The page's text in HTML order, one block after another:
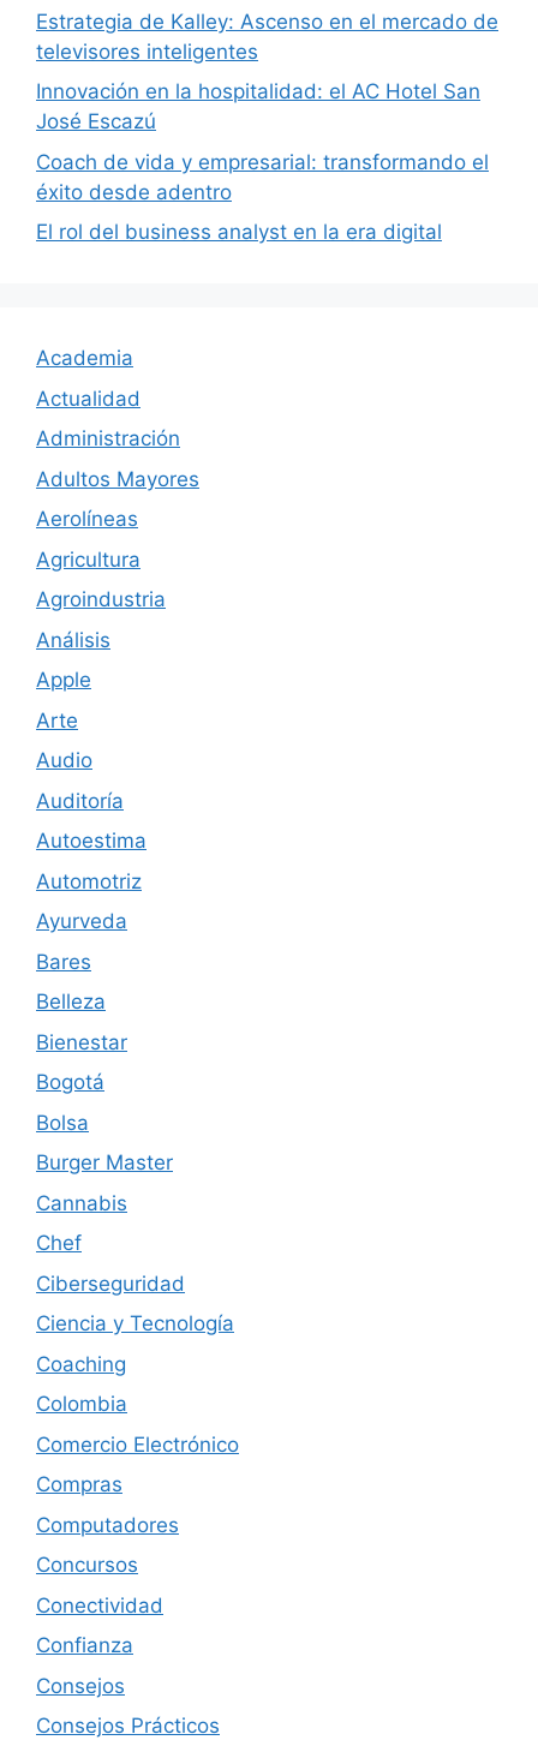
Estrategia de Kalley: Ascenso en el mercado de
televisores inteligentes
Innovación en la hospitalidad: el AC Hotel San
José Escazú
Coach de vida y empresarial: transformando el
éxito desde adentro
El rol del business analyst en la era digital
Academia
Actualidad
Administración
Adultos Mayores
Aerolíneas
Agricultura
Agroindustria
Análisis
Apple
Arte
Audio
Auditoría
Autoestima
Automotriz
Ayurveda
Bares
Belleza
Bienestar
Bogotá
Bolsa
Burger Master
Cannabis
Chef
Ciberseguridad
Ciencia y Tecnología
Coaching
Colombia
Comercio Electrónico
Compras
Computadores
Concursos
Conectividad
Confianza
Consejos
Consejos Prácticos